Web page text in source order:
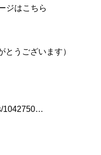
ジはこちら
うございます）
1042750…